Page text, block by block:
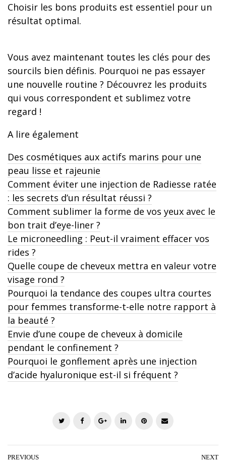
Choisir les bons produits est essentiel pour un
résultat optimal.
Vous avez maintenant toutes les clés pour des
sourcils bien définis. Pourquoi ne pas essayer
une nouvelle routine ? Découvrez les produits
qui vous correspondent et sublimez votre
regard !
A lire également
Des cosmétiques aux actifs marins pour une
peau lisse et rajeunie
Comment éviter une injection de Radiesse ratée
: les secrets d’un résultat réussi ?
Comment sublimer la forme de vos yeux avec le
bon trait d’eye-liner ?
Le microneedling : Peut-il vraiment effacer vos
rides ?
Quelle coupe de cheveux mettra en valeur votre
visage rond ?
Pourquoi la tendance des coupes ultra courtes
pour femmes transforme-t-elle notre rapport à
la beauté ?
Envie d’une coupe de cheveux à domicile
pendant le confinement ?
Pourquoi le gonflement après une injection
d’acide hyaluronique est-il si fréquent ?
i
c
o
n
n
a
PREVIOUS NEXT